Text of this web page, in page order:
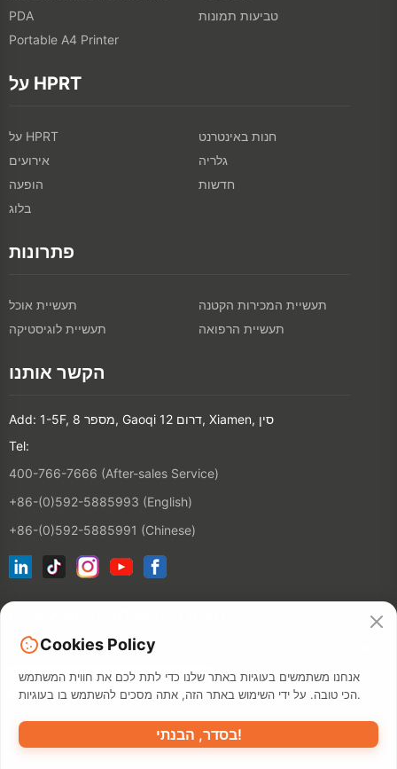
PDA
טביעות תמונות
Portable A4 Printer
על HPRT
על HPRT
חנות באינטרנט
אירועים
גלריה
הופעה
חדשות
בלוג
פתרונות
תעשיית אוכל
תעשיית המכירות הקטנה
תעשיית לוגיסטיקה
תעשיית הרפואה
הקשר אותנו
Add: 1-5F, מספר 8, Gaoqi דרום 12, Xiamen, סין
Tel:
400-766-7666 (After-sales Service)
+86-(0)592-5885993 (English)
+86-(0)592-5885991 (Chinese)
©2026 XIAMEN HANIN CO., LTD. מדיניות פרטיות תנאי השימוש מאפ
Cookies Policy
אנחנו משתמשים בעוגיות באתר שלנו כדי לתת לכם את חווית המשתמש
הכי טובה. על ידי השימוש באתר הזה, אתה מסכים להשתמש בו בעוגיות.
בסדר, הבנתי!